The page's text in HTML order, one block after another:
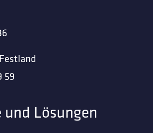
59
Lösungen